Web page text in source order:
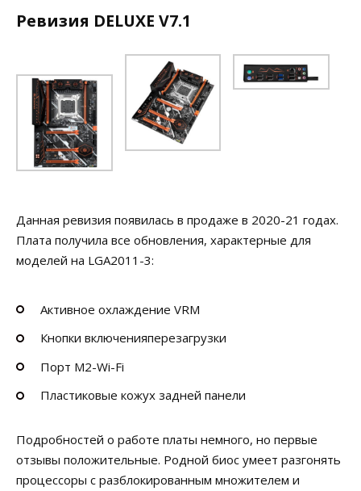
Ревизия DELUXE V7.1
Данная ревизия появилась в продаже в 2020-21 годах.
Плата получила все обновления, характерные для
моделей на LGA2011-3:
Активное охлаждение VRM
Кнопки включенияперезагрузки
Порт M2-Wi-Fi
Пластиковые кожух задней панели
Подробностей о работе платы немного, но первые
отзывы положительные. Родной биос умеет разгонять
процессоры с разблокированным множителем и